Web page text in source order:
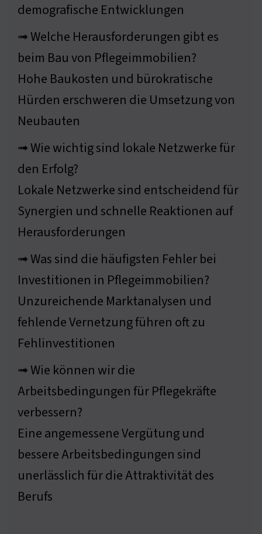
demografische Entwicklungen
➟ Welche Herausforderungen gibt es
beim Bau von Pflegeimmobilien?
Hohe Baukosten und bürokratische
Hürden erschweren die Umsetzung von
Neubauten
➟ Wie wichtig sind lokale Netzwerke für
den Erfolg?
Lokale Netzwerke sind entscheidend für
Synergien und schnelle Reaktionen auf
Herausforderungen
➟ Was sind die häufigsten Fehler bei
Investitionen in Pflegeimmobilien?
Unzureichende Marktanalysen und
fehlende Vernetzung führen oft zu
Fehlinvestitionen
➟ Wie können wir die
Arbeitsbedingungen für Pflegekräfte
verbessern?
Eine angemessene Vergütung und
bessere Arbeitsbedingungen sind
unerlässlich für die Attraktivität des
Berufs